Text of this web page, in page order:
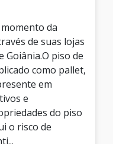
da
de suas lojas
Goiânia.O piso de
como pallet,
em
e
do piso
o risco de